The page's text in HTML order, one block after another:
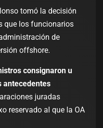
tomó la decisión
que los funcionarios
de
offshore.
consignaron u
antecedentes
juradas
reservado al que la OA